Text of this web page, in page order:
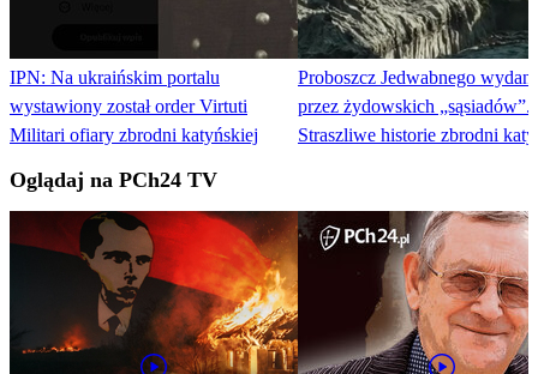
IPN: Na ukraińskim portalu
wystawiony został order Virtuti
Militari ofiary zbrodni katyńskiej
Proboszcz Jedwabnego
przez żydowskich „sąsiadów”.
Straszliwe historie zbrodni
Oglądaj na PCh24 TV